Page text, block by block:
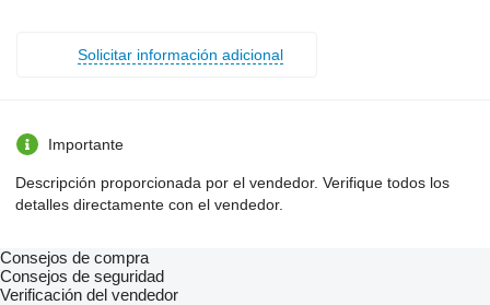
Solicitar información adicional
Importante
Descripción proporcionada por el vendedor. Verifique todos los
detalles directamente con el vendedor.
Consejos de compra
Consejos de seguridad
Verificación del vendedor